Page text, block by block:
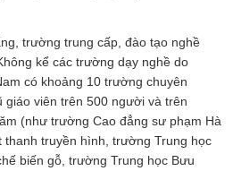
trường trung cấp, đào tạo nghề
kể các trường dạy nghề do
có khoảng 10 trường chuyên
giáo viên trên 500 người và trên
(như trường Cao đẳng sư phạm Hà
truyền hình, trường Trung học
biến gỗ, trường Trung học Bưu